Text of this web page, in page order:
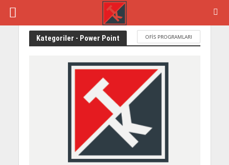
Kategoriler - Power Point OFIS PROGRAMLARI